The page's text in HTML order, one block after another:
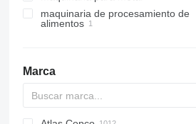
máquinas curvadoras de chapa
cizallas de guillotina
prensas plegadoras
prensas de potencia
desbobinadores
máquinas perfiladoras de chapa
maquinaria de procesamiento de
alimentos
Marca